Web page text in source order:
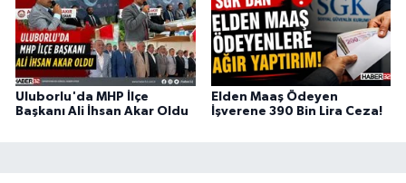
Uluborlu'da MHP İlçe
Başkanı Ali İhsan Akar Oldu
Elden Maaş Ödeyen
İşverene 390 Bin Lira Ceza!